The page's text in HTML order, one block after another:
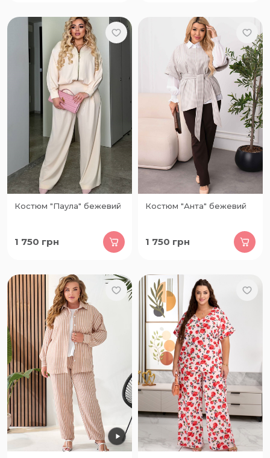
Костюм "Паула" бежевий
1 750 грн
Костюм "Анта" бежевий
1 750 грн